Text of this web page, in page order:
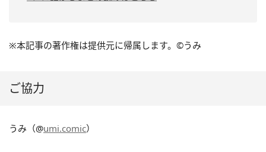
※本記事の著作権は提供元に帰属します。©うみ
ご協力
うみ（@umi.comic）